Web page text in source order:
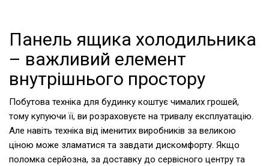
Панель ящика холодильника
– важливий елемент
внутрішнього простору
Побутова техніка для будинку коштує чималих грошей,
тому купуючи її, ви розраховуєте на тривалу експлуатацію.
Але навіть техніка від іменитих виробників за великою
ціною може зламатися та завдати дискомфорту. Якщо
поломка серйозна, за доставку до сервісного центру та